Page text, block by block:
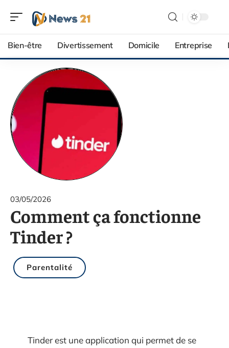
Bien-être Divertissement Domicile Entreprise
03/05/2026
Comment ça fonctionne
Tinder ?
Parentalité
Tinder est une application qui permet de se